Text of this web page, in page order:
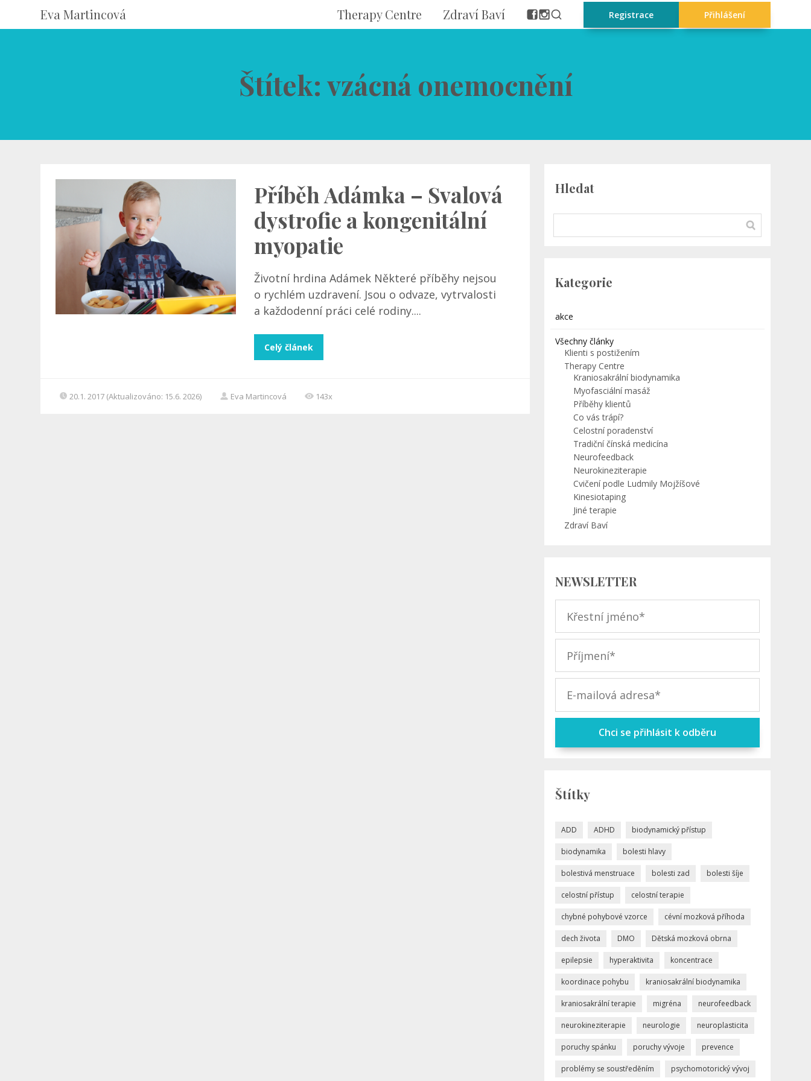
Eva Martincová Therapy Centre Zdraví Baví Registrace Přihlášení
Štítek: vzácná onemocnění
Příběh Adámka – Svalová
dystrofie a kongenitální
myopatie
Životní hrdina Adámek Některé příběhy nejsou
o rychlém uzdravení. Jsou o odvaze, vytrvalosti
a každodenní práci celé rodiny....
Celý článek
20.1. 2017 (Aktualizováno: 15.6. 2026) Eva Martincová 143x
Hledat
Kategorie
akce
Všechny články
Klienti s postižením
Therapy Centre
Kraniosakrální biodynamika
Myofasciální masáž
Příběhy klientů
Co vás trápí?
Celostní poradenství
Tradiční čínská medicína
Neurofeedback
Neurokineziterapie
Cvičení podle Ludmily Mojžíšové
Kinesiotaping
Jiné terapie
Zdraví Baví
NEWSLETTER
Chci se přihlásit k odběru
Štítky
ADD ADHD biodynamický přístup
biodynamika bolesti hlavy
bolestivá menstruace bolesti zad bolesti šíje
celostní přístup celostní terapie
chybné pohybové vzorce cévní mozková příhoda
dech života DMO Dětská mozková obrna
epilepsie hyperaktivita koncentrace
koordinace pohybu kraniosakrální biodynamika
kraniosakrální terapie migréna neurofeedback
neurokineziterapie neurologie neuroplasticita
poruchy spánku poruchy vývoje prevence
problémy se soustředěním psychomotorický vývoj